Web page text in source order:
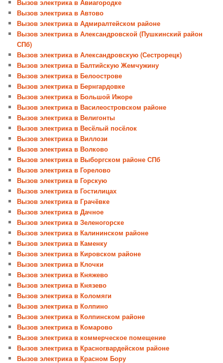
Вызов электрика в Авиагородке
Вызов электрика в Автово
Вызов электрика в Адмиралтейском районе
Вызов электрика в Александровской (Пушкинский район
СПб)
Вызов электрика в Александровскую (Сестрорецк)
Вызов электрика в Балтийскую Жемчужину
Вызов электрика в Белоострове
Вызов электрика в Бернгардовке
Вызов электрика в Большой Ижоре
Вызов электрика в Василеостровском районе
Вызов электрика в Велигонты
Вызов электрика в Весёлый посёлок
Вызов электрика в Виллози
Вызов электрика в Волково
Вызов электрика в Выборгском районе СПб
Вызов электрика в Горелово
Вызов электрика в Горскую
Вызов электрика в Гостилицах
Вызов электрика в Грачёвке
Вызов электрика в Дачное
Вызов электрика в Зеленогорске
Вызов электрика в Калининском районе
Вызов электрика в Каменку
Вызов электрика в Кировском районе
Вызов электрика в Клочки
Вызов электрика в Княжево
Вызов электрика в Князево
Вызов электрика в Коломяги
Вызов электрика в Колпино
Вызов электрика в Колпинском районе
Вызов электрика в Комарово
Вызов электрика в коммерческое помещение
Вызов электрика в Красногвардейском районе
Вызов электрика в Красном Бору